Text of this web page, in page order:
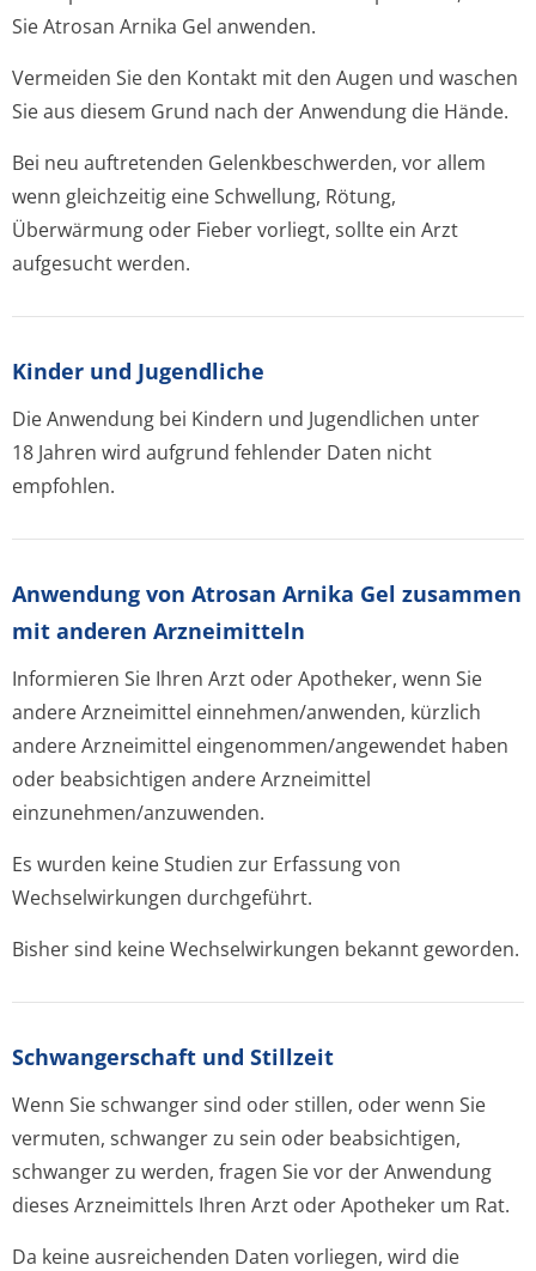
Sie Atrosan Arnika Gel anwenden.
Vermeiden Sie den Kontakt mit den Augen und waschen
Sie aus diesem Grund nach der Anwendung die Hände.
Bei neu auftretenden Gelenkbeschwerden, vor allem
wenn gleichzeitig eine Schwellung, Rötung,
Überwärmung oder Fieber vorliegt, sollte ein Arzt
aufgesucht werden.
Kinder und Jugendliche
Die Anwendung bei Kindern und Jugendlichen unter
18 Jahren wird aufgrund fehlender Daten nicht
empfohlen.
Anwendung von Atrosan Arnika Gel zusammen
mit anderen Arzneimitteln
Informieren Sie Ihren Arzt oder Apotheker, wenn Sie
andere Arzneimittel einnehmen/anwenden, kürzlich
andere Arzneimittel eingenommen/an­gewendet haben
oder beabsichtigen andere Arzneimittel
einzunehmen/an­zuwenden.
Es wurden keine Studien zur Erfassung von
Wechselwirkungen durchgeführt.
Bisher sind keine Wechselwirkungen bekannt geworden.
Schwangerschaft und Stillzeit
Wenn Sie schwanger sind oder stillen, oder wenn Sie
vermuten, schwanger zu sein oder beabsichtigen,
schwanger zu werden, fragen Sie vor der Anwendung
dieses Arzneimittels Ihren Arzt oder Apotheker um Rat.
Da keine ausreichenden Daten vorliegen, wird die